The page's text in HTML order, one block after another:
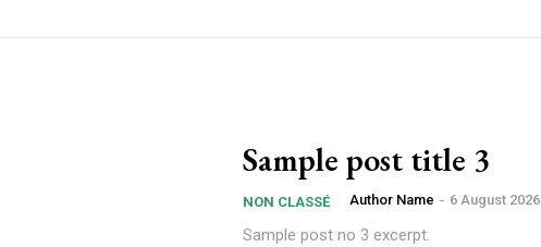
Sample post title 3
NON CLASSÉ Author Name - 6 August 2026
Sample post no 3 excerpt.